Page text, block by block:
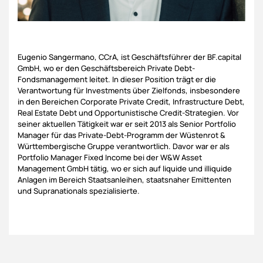
Eugenio Sangermano, CCrA, ist Geschäftsführer der BF.capital
GmbH, wo er den Geschäftsbereich Private Debt-
Fondsmanagement leitet. In dieser Position trägt er die
Verantwortung für Investments über Zielfonds, insbesondere
in den Bereichen Corporate Private Credit, Infrastructure Debt,
Real Estate Debt und Opportunistische Credit-Strategien. Vor
seiner aktuellen Tätigkeit war er seit 2013 als Senior Portfolio
Manager für das Private-Debt-Programm der Wüstenrot &
Württembergische Gruppe verantwortlich. Davor war er als
Portfolio Manager Fixed Income bei der W&W Asset
Management GmbH tätig, wo er sich auf liquide und illiquide
Anlagen im Bereich Staatsanleihen, staatsnaher Emittenten
und Supranationals spezialisierte.